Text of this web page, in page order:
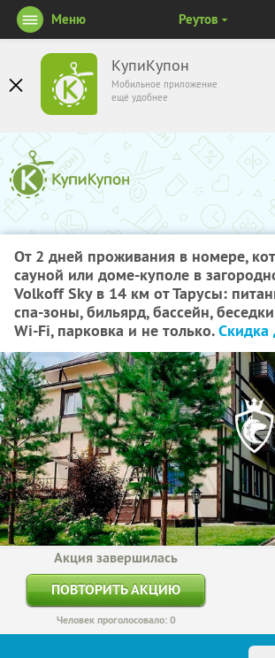
КупиКупон
Мобильное приложение
ещё удобнее
Меню Реутов
От 2 дней проживания в номере,
сауной или доме-куполе в
Volkoff Sky в 14 км от Тарусы:
спа-зоны, бильярд, бассейн,
Wi-Fi, парковка и не только.Скидка
Акция завершилась
ПОВТОРИТЬ АКЦИЮ
Человек проголосовало: 0